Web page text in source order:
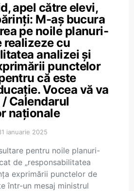
apel către elevi,
M-aș bucura
pe noile planuri-
realizeze cu
analizei și
punctelor
că este
Vocea vă va
Calendarul
naționale
ianuarie 2025
pentru noile planuri-
de „responsabilitatea
exprimării punctelor de
într-un mesaj ministrul